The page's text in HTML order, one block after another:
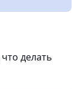
делать